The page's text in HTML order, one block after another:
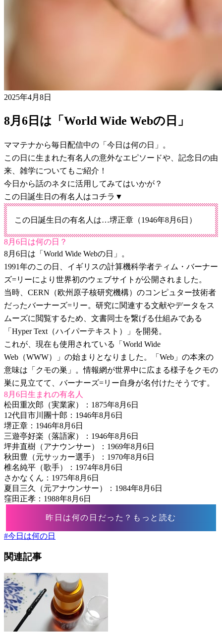
2025年4月8日
8月6日は「World Wide Webの日」
ママテナから毎日配信中の「今日は何の日」。
この日に生まれた有名人の意外なエピソードや、記念日の由
来、雑学についてもご紹介！
今日から話のネタに活用してみてはいかが？
この日誕生日の有名人はコチラ▼
この日誕生日の有名人は…堺正章（1946年8月6日）
8月6日は何の日？
8月6日は「World Wide Webの日」。
1991年のこの日、イギリスの計算機科学者ティム・バーナー
ズ=リーにより世界初のウェブサイトが公開されました。
当時、CERN（欧州原子核研究機構）のコンピュター技術者
だったバーナーズ=リー。研究に関連する文献やデータをス
ムーズに閲覧するため、文書同士を繋げる仕組みである
「Hyper Text（ハイパーテキスト）」を開発。
これが、現在も使用されている「World Wide
Web（WWW）」の始まりとなりました。「Web」の本来の
意味は「クモの巣」。情報網が世界中に広まる様子をクモの
巣に見立てて、バーナーズ=リー自身が名付けたそうです。
8月6日生まれの有名人
松田重次郎（実業家）：1875年8月6日
12代目市川團十郎：1946年8月6日
堺正章：1946年8月6日
三遊亭好楽（落語家）：1946年8月6日
坪井直樹（アナウンサー）：1969年8月6日
秋田豊（元サッカー選手）：1970年8月6日
椎名純平（歌手）：1974年8月6日
さかなくん：1975年8月6日
夏目三久（元アナウンサー）：1984年8月6日
窪田正孝：1988年8月6日
昨日は何の日だった？もっと読む
#今日は何の日
関連記事